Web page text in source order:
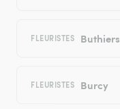
FLEURISTES Buthiers
FLEURISTES Burcy